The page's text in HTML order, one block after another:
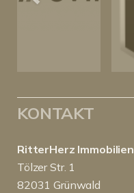
KONTAKT
RitterHerz Immobilien
Tölzer Str. 1
82031 Grünwald